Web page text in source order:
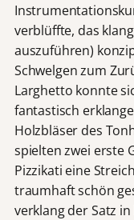
verblüffte, das
auszuführen)
Schwelgen zum
Larghetto konnte
fantastisch
Holzbläser des
spielten zwei erste
Pizzikati eine
traumhaft schön
verklang der Satz